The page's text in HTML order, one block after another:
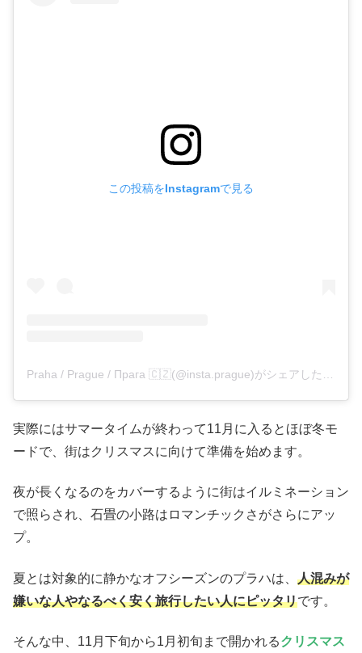
この投稿をInstagramで見る
実際にはサマータイムが終わって11月に入るとほぼ冬モ
ードで、街はクリスマスに向けて準備を始めます。
夜が長くなるのをカバーするように街はイルミネーション
で照らされ、石畳の小路はロマンチックさがさらにアッ
プ。
夏とは対象的に静かなオフシーズンのプラハは、 人混みが
嫌いな人やなるべく安く旅行したい人にピッタリです。
そんな中、11月下旬から1月初旬まで開かれるクリスマス